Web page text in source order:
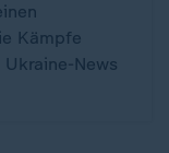
Kämpfe
News